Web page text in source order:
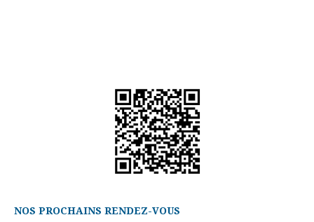
NOS PROCHAINS RENDEZ-VOUS